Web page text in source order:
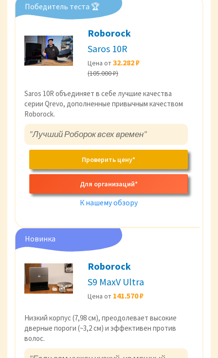
Победитель теста 🏆
Roborock
Saros 10R
Цена от32.282 ₽
(105.000 ₽)
Saros 10R объединяет в себе лучшие качества
серии Qrevo, дополненные привычным качеством
Roborock.
"Лучший Роборок всех времен"
Проверить цену*
Для организаций*
К нашему обзору
Новинка
Roborock
S9 MaxV Ultra
Цена от 141.570 ₽
Низкий корпус (7,98 см), преодолевает высокие
дверные пороги (~3,2 см) и эффективен против
волос.